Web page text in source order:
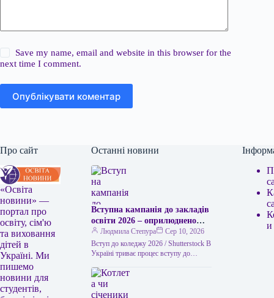
Save my name, email and website in this browser for the
next time I comment.
Опублікувати коментар
Про сайт
«Освіта
новини» —
портал про
освіту, сім'ю
та виховання
дітей в
Україні. Ми
пишемо
новини для
студентів,
Останні новини
Вступна кампанія до закладів
освіти 2026 – оприлюднено
переліки рекомендованих до
вступу на бюджетні місця
Людмила Степура
Сер 10, 2026
Вступ до коледжу 2026 / Shutterstock В
Україні триває процес вступу до
11 клас або навчання…
и